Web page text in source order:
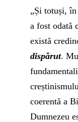
„Și totuși,
a fost odată
există
dispărut.
coerentă a
Dumnezeu